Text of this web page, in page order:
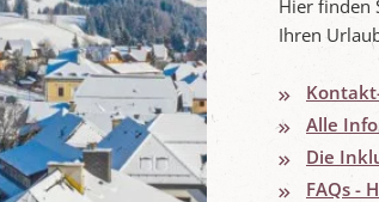
Hier finden
Ihren
Alle
Die
FAQs -